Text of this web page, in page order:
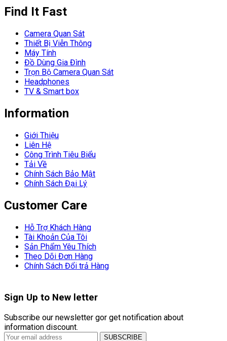
Find It Fast
Camera Quan Sát
Thiết Bị Viễn Thông
Máy Tính
Đồ Dùng Gia Đình
Trọn Bộ Camera Quan Sát
Headphones
TV & Smart box
Information
Giới Thiệu
Liên Hệ
Công Trình Tiêu Biểu
Tải Về
Chính Sách Bảo Mật
Chính Sách Đại Lý
Customer Care
Hỗ Trợ Khách Hàng
Tài Khoản Của Tôi
Sản Phẩm Yêu Thích
Theo Dõi Đơn Hàng
Chính Sách Đổi trả Hàng
Sign Up to New letter
Subscribe our newsletter gor get notification about
information discount.